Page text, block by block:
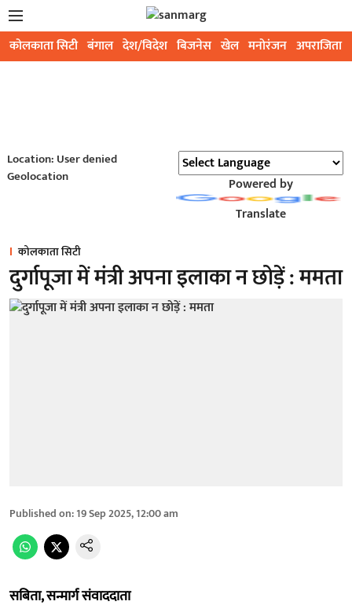
कोलकाता सिटी बंगाल देश/विदेश बिजनेस खेल मनोरंजन अपराजिता
Location: User denied
Geolocation
Powered by
Translate
कोलकाता सिटी
दुर्गापूजा में मंत्री अपना इलाका न छोड़ें : ममता
Published on:19 Sep 2025, 12:00 am
सबिता, सन्मार्ग संवाददाता